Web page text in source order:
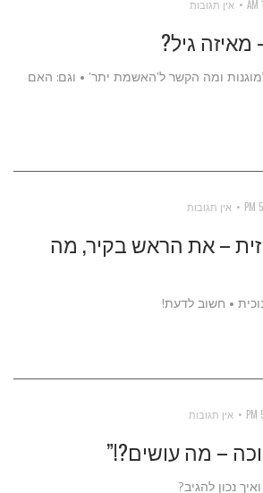
אין תגובות
מאיזה גיל?
ומה הקשר ל'האשמת יתר' • וגם: האם
אין תגובות
– את הראש בקיר, מה
• חשוב לדעת!
אין תגובות
– מה עושים?!”
נכון להגיב?